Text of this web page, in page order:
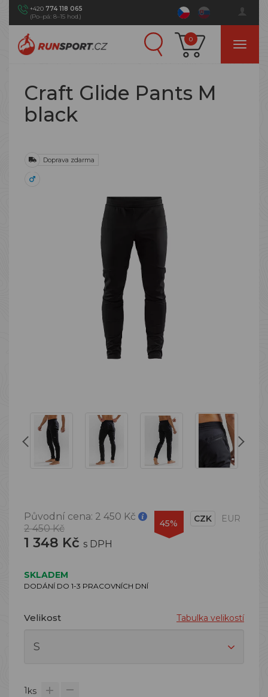
+420 774 118 065
(Po–pá: 8–15 hod.)
0
Craft Glide Pants M
black
Doprava zdarma
Původní cena: 2 450 Kč
2 450 Kč
1 348 Kč s DPH
45% CZK EUR
SKLADEM
DODÁNÍ DO 1-3 PRACOVNÍCH DNÍ
Velikost Tabulka velikostí
1ks